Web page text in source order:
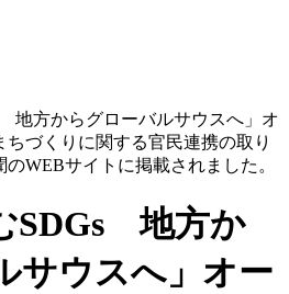
地方からグローバルサウスへ」オ
ちづくりに関する官民連携の取り
WEBサイトに掲載されました。
SDGs 地方か
サウスへ」オー